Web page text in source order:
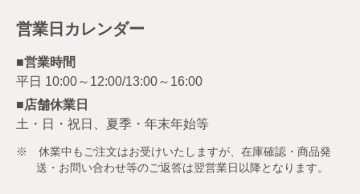
営業日カレンダー
■営業時間
■店舗休業日
土・日・祝日、夏季・年末年始等
※ 休業中もご注文はお受けいたしますが、在庫確認・商品発
送・お問い合わせ等のご返答は翌営業日以降となります。